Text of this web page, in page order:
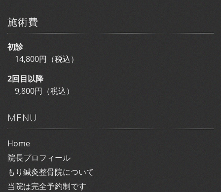
施術費
初診
14,800円（税込）
2回目以降
9,800円（税込）
MENU
Home
院長プロフィール
もり鍼灸整骨院について
当院は完全予約制です